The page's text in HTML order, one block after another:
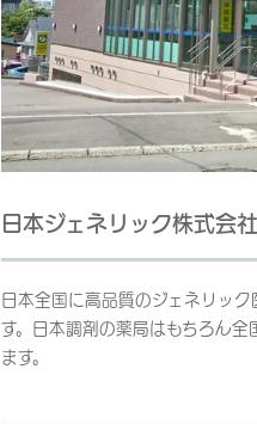
日本ジェネリック株式会社
日本全国に高品質のジェネリッ
す。日本調剤の薬局はもちろん
ます。